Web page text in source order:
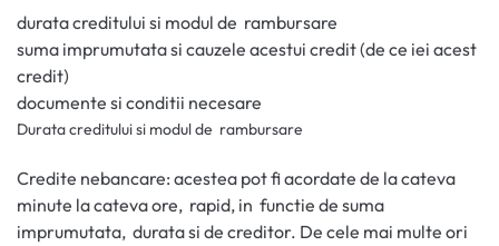
durata creditului si modul de rambursare
suma imprumutata si cauzele acestui credit (de ce iei acest
credit)
documente si conditii necesare
Durata creditului si modul de rambursare
Credite nebancare: acestea pot fi acordate de la cateva
minute la cateva ore, rapid, in functie de suma
imprumutata, durata si de creditor. De cele mai multe ori